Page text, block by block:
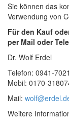
Sie können das
Verwendung von
Für den Kauf
per Mail oder
Dr. Wolf Erdel
Telefon: 0941-
Mobil: 0170-
Mail:
Weitere